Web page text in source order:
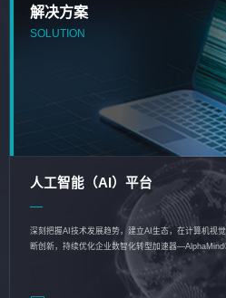
解决方案
SOLUTION
人工智能（AI）平台
深刻把握AI技术发展趋势，建立AI生态，在计算机视
断创新，持续优化企业数智化转型加速器